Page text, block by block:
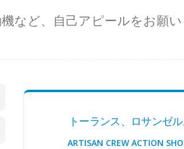
など、自己アピールをお願い
トーランス、ロサンゼ
ARTISAN CREW ACTION